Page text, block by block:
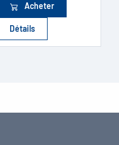
Acheter
Détails